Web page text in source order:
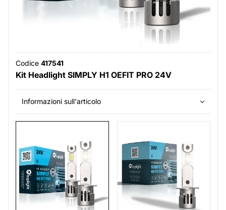
Codice 417541
Kit Headlight SIMPLY H1 OEFIT PRO 24V
Informazioni sull'articolo